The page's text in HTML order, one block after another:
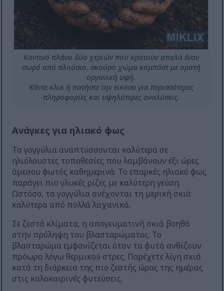
Κοντινό πλάνο δύο χεριών που κρατούν απαλά έναν
σωρό από πλούσιο, σκούρο χώμα κομπόστ με ορατή
οργανική υφή.
Κάντε κλικ ή πατήστε την εικόνα για περισσότερες
πληροφορίες και υψηλότερες αναλύσεις.
Ανάγκες για ηλιακό φως
Τα γογγύλια αναπτύσσονται καλύτερα σε
ηλιόλουστες τοποθεσίες που λαμβάνουν έξι ώρες
άμεσου φωτός καθημερινά. Το επαρκές ηλιακό φως
παράγει πιο γλυκές ρίζες με καλύτερη γεύση.
Ωστόσο, τα γογγύλια ανέχονται τη μερική σκιά
καλύτερα από πολλά λαχανικά.
Σε ζεστά κλίματα, η απογευματινή σκιά βοηθά
στην πρόληψη του βλασταρώματος. Το
βλασταρώμα εμφανίζεται όταν τα φυτά ανθίζουν
πρόωρα λόγω θερμικού στρες. Παρέχετε λίγη σκιά
κατά τη διάρκεια της πιο ζεστής ώρας της ημέρας
στις καλοκαιρινές φυτεύσεις.